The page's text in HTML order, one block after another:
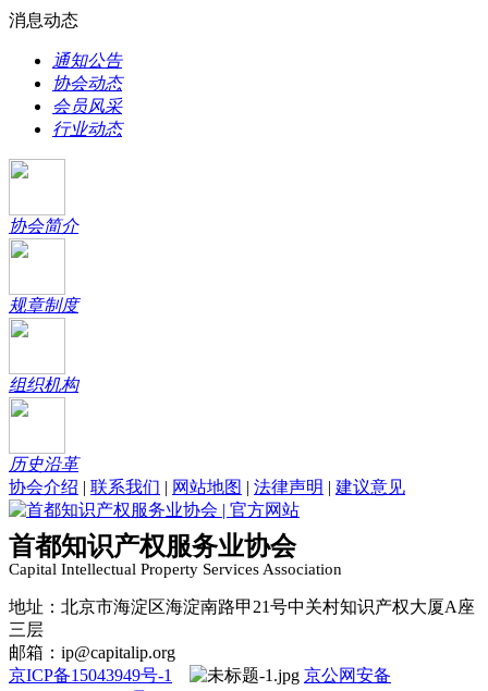
消息动态
通知公告
协会动态
会员风采
行业动态
协会简介
规章制度
组织机构
历史沿革
协会介绍
联系我们 网站地图 法律声明 建议意见
首都知识产权服务业协会
Capital Intellectual Property Services Association
地址：北京市海淀区海淀南路甲21号中关村知识产权大厦A座
三层
邮箱：ip@capitalip.org
京ICP备15043949号-1
京公网安备